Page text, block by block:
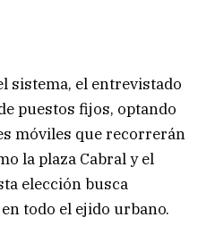
sistema, el entrevistado
puestos fijos, optando
móviles que recorrerán
la plaza Cabral y el
elección busca
todo el ejido urbano.